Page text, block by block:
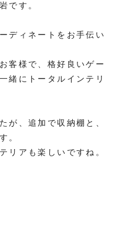
です。
ディネートをお手伝い
客様で、格好良いゲー
緒にトータルインテリ
が、追加で収納棚と、
。
リアも楽しいですね。